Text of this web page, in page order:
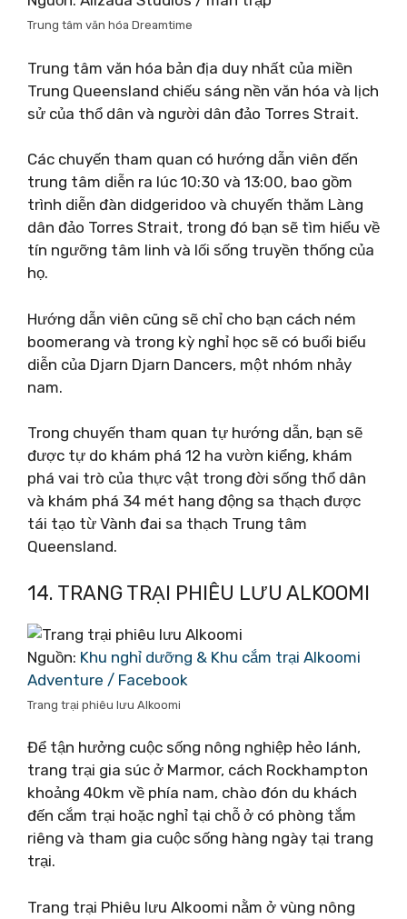
Trung tâm văn hóa Dreamtime
Trung tâm văn hóa bản địa duy nhất của miền
Trung Queensland chiếu sáng nền văn hóa và lịch
sử của thổ dân và người dân đảo Torres Strait.
Các chuyến tham quan có hướng dẫn viên đến
trung tâm diễn ra lúc 10:30 và 13:00, bao gồm
trình diễn đàn didgeridoo và chuyến thăm Làng
dân đảo Torres Strait, trong đó bạn sẽ tìm hiểu về
tín ngưỡng tâm linh và lối sống truyền thống của
họ.
Hướng dẫn viên cũng sẽ chỉ cho bạn cách ném
boomerang và trong kỳ nghỉ học sẽ có buổi biểu
diễn của Djarn Djarn Dancers, một nhóm nhảy
nam.
Trong chuyến tham quan tự hướng dẫn, bạn sẽ
được tự do khám phá 12 ha vườn kiểng, khám
phá vai trò của thực vật trong đời sống thổ dân
và khám phá 34 mét hang động sa thạch được
tái tạo từ Vành đai sa thạch Trung tâm
Queensland.
14. TRANG TRẠI PHIÊU LƯU ALKOOMI
Nguồn: Khu nghỉ dưỡng & Khu cắm trại Alkoomi
Adventure / Facebook
Trang trại phiêu lưu Alkoomi
Để tận hưởng cuộc sống nông nghiệp hẻo lánh,
trang trại gia súc ở Marmor, cách Rockhampton
khoảng 40km về phía nam, chào đón du khách
đến cắm trại hoặc nghỉ tại chỗ ở có phòng tắm
riêng và tham gia cuộc sống hàng ngày tại trang
trại.
Trang trại Phiêu lưu Alkoomi nằm ở vùng nông